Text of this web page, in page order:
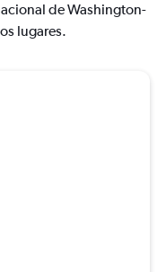
de Washington-
lugares.